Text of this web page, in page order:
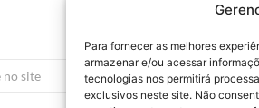
Para fornecer as melhores
armazenar e/ou acessar
tecnologias nos permitirá
exclusivos neste site. Não